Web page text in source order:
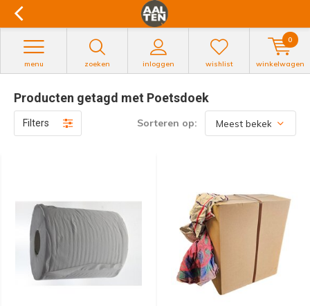
zoeken inloggen
menu wishlist winkelwagen
0
Producten getagd met Poetsdoek
Filters Sorteren op: